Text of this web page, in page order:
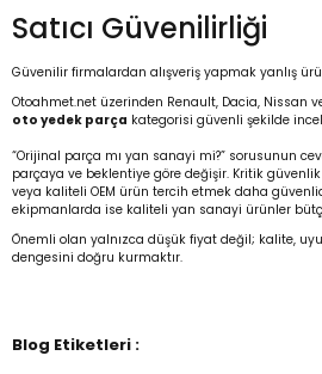
Satıcı Güvenilirliği
Güvenilir firmalardan alışveriş yapmak yanlış
Otoahmet.net üzerinden Renault, Dacia, Nissan
oto yedek parça kategorisi güvenli şekilde
“Orijinal parça mı yan sanayi mi?” sorusunun
parçaya ve beklentiye göre değişir. Kritik
veya kaliteli OEM ürün tercih etmek daha
ekipmanlarda ise kaliteli yan sanayi ürünler
Önemli olan yalnızca düşük fiyat değil; kalite,
dengesini doğru kurmaktır.
Blog Etiketleri :